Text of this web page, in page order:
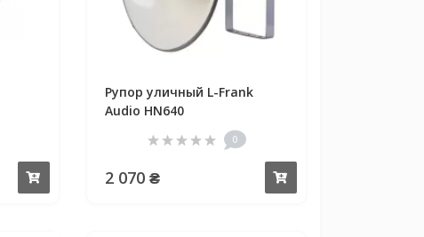
Рупор уличный L-Frank
Audio HN640
0
2 070 ₴